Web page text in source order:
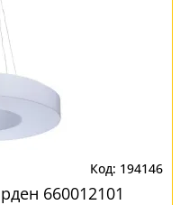
194146
660012101